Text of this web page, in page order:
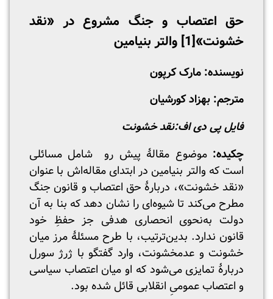
حق اعتصاب و جنگ مشروع در «نقد
خشونت»[1] والتر بنیامین
نویسنده: مارک کرپون
مترجم: بهزاد کورشیان
فایل پی دی اف:نقد خشونت
چکیده: موضوع مقالۀ پیش رو شامل مسائلی
است که والتر بنیامین در ابتدای مقاله‌اش با عنوان
«نقد خشونت»، دربارۀ حق اعتصاب و قانون جنگ
مطرح می‌کند تا شیوه‌ای را نشان دهد که بنا به آن
دولت به‌نحوی انحصاری هدفی جز حفظِ خود
قانون ندارد. بدین‌ترتیب، با طرح مسئلۀ مرز میان
خشونت و عدم‏خشونت، وارد گفتگو با ژرژ سورل
دربارۀ تمایزی می‌شود که او میان اعتصاب سیاسی
و اعتصاب عمومیِ انقلابی قائل شده بود.